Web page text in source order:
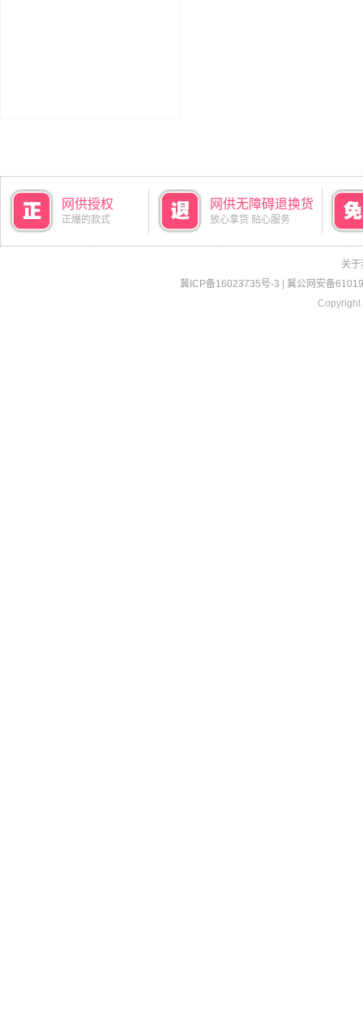
网供授权
正爆的款式
网供无障碍退换货
放心拿货 贴心服务
关于
冀ICP备16023735号-3
冀公网安备